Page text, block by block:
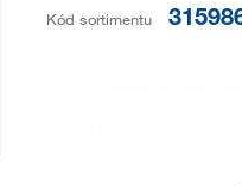
Kód sortimentu